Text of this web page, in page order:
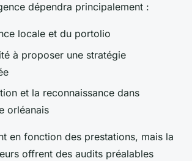
dépendra principalement :
locale et du portolio
à proposer une stratégie
et la reconnaissance dans
orléanais
en fonction des prestations, mais la
offrent des audits préalables